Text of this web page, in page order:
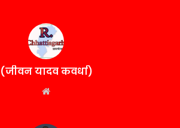
(जीवन यादव कवर्धा)